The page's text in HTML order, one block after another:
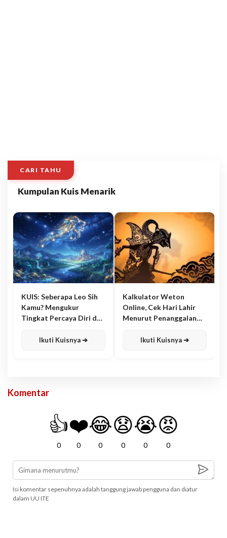
CARI TAHU
Kumpulan Kuis Menarik
KUIS: Seberapa Leo Sih
Kamu? Mengukur
Tingkat Percaya Diri dan
Ikuti Kuisnya ➔
Kalkulator Weton
Online, Cek Hari Lahir
Menurut Penanggalan
Ikuti Kuisnya ➔
Komentar
👍
0
❤️
0
😂
0
😧
0
😭
0
😡
0
Isi komentar sepenuhnya adalah tanggung jawab pengguna dan diatur
dalam UU ITE